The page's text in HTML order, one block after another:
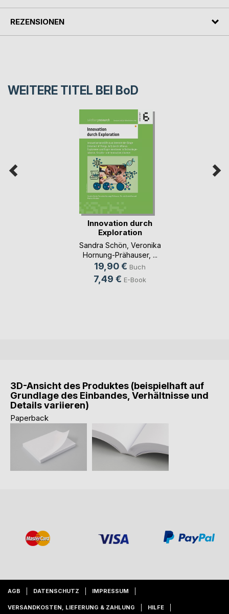
REZENSIONEN
WEITERE TITEL BEI BoD
Innovation durch
Exploration
Sandra Schön Veronika
Hornung-Prähauser, ...
19,90 € Buch
7,49 € E-Book
3D-Ansicht des Produktes (beispielhaft auf
Grundlage des Einbandes, Verhältnisse und
Details variieren)
Paperback
AGB DATENSCHUTZ IMPRESSUM
VERSANDKOSTEN, LIEFERUNG & ZAHLUNG HILFE